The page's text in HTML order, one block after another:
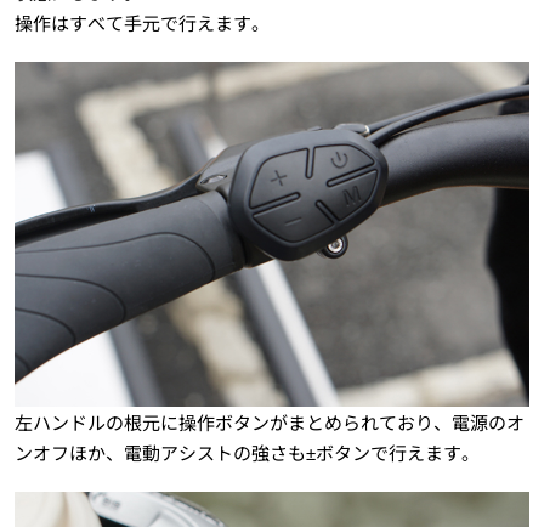
操作はすべて手元で行えます。
左ハンドルの根元に操作ボタンがまとめられており、電源のオ
ンオフほか、電動アシストの強さも±ボタンで行えます。